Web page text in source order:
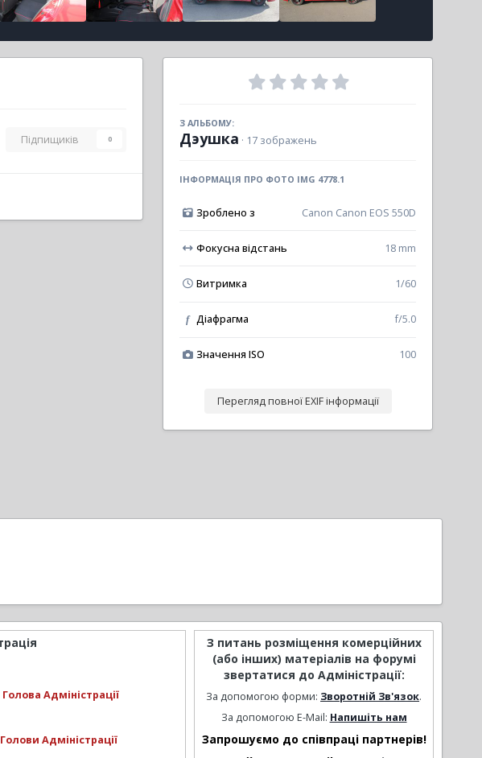
Підпищиків 0
З АЛЬБОМУ:
Дэушка · 17 зображень
ІНФОРМАЦІЯ ПРО ФОТО IMG 4778.1
Зроблено з Canon Canon EOS 550D
Фокусна відстань 18 mm
Витримка 1/60
f Діафрагма f/5.0
Значення ISO 100
Перегляд повної EXIF інформації
Голова Адміністрації
Адміністрації
З питань розміщення комерційних
(або інших) матеріалів на форумі
звертатися до Адміністрації:
За допомогою форми: Зворотній Зв'язок.
За допомогою E-Mail: Напишіть нам
Запрошуємо до співпраці партнерів!